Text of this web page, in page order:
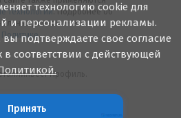
технологии. Подробнее об
данных — в
Политике.
Профиль.
технологию cookie для
и персонализации рекламы.
подтверждаете свое согласие
соответствии с действующей
Принять